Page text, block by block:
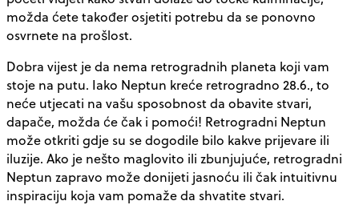
možda ćete također osjetiti potrebu da se ponovno
osvrnete na prošlost.
Dobra vijest je da nema retrogradnih planeta koji vam
stoje na putu. Iako Neptun kreće retrogradno 28.6., to
neće utjecati na vašu sposobnost da obavite stvari,
dapače, možda će čak i pomoći! Retrogradni Neptun
može otkriti gdje su se dogodile bilo kakve prijevare ili
iluzije. Ako je nešto maglovito ili zbunjujuće, retrogradni
Neptun zapravo može donijeti jasnoću ili čak intuitivnu
inspiraciju koja vam pomaže da shvatite stvari.